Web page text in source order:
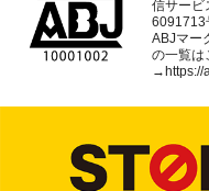
信サービ
6091713
ABJマー
の一覧は
→ https://